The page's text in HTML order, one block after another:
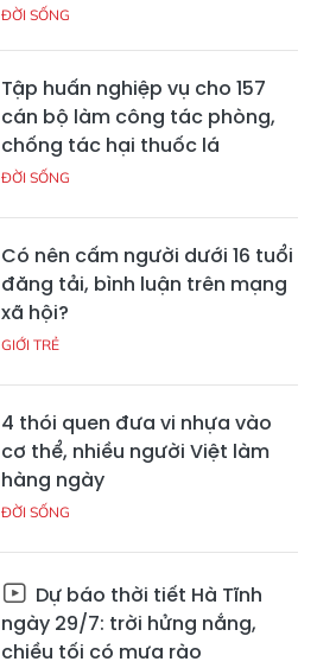
ĐỜI SỐNG
Tập huấn nghiệp vụ cho 157
cán bộ làm công tác phòng,
chống tác hại thuốc lá
ĐỜI SỐNG
Có nên cấm người dưới 16 tuổi
đăng tải, bình luận trên mạng
xã hội?
GIỚI TRẺ
4 thói quen đưa vi nhựa vào
cơ thể, nhiều người Việt làm
hàng ngày
ĐỜI SỐNG
Dự báo thời tiết Hà Tĩnh
ngày 29/7: trời hửng nắng,
chiều tối có mưa rào